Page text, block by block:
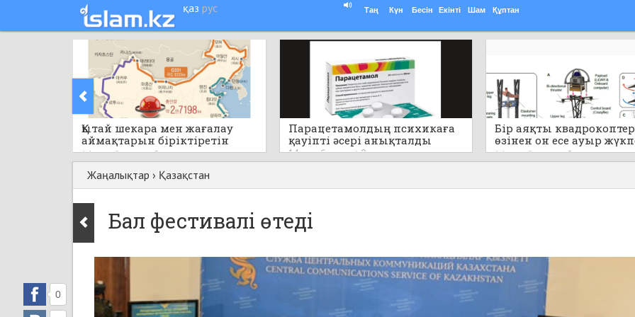
қаз рус Таң Күн Бесін Екінті Шам Құптан
Қытай шекара мен жағалау
аймақтарын біріктіретін
бірегей стратегиялық жобаны
қолға алады
14 сағат бұрын 0
Парацетамолдың психикаға
қауіпті әсері анықталды
14 сағат бұрын 0
Бір аяқты квадрокоптер
өзінен он есе ауыр
секіре алады (видео)
14 сағат бұрын 0
Жаңалықтар › Қазақстан
Бал фестивалі өтеді
0